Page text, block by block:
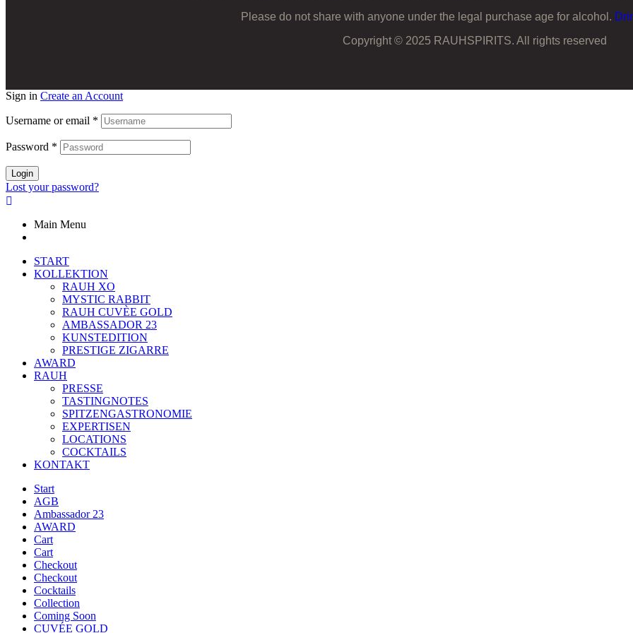
Please do not share with anyone under the legal purchase age for alcohol.
Copyright © 2025 RAUHSPIRITS. All rights reserved
Sign in Create an Account
Username or email *
Password *
Login
Lost your password?
Main Menu
START
KOLLEKTION
RAUH XO
MYSTIC RABBIT
RAUH CUVÈE GOLD
AMBASSADOR 23
KUNSTEDITION
PRESTIGE ZIGARRE
AWARD
RAUH
PRESSE
TASTINGNOTES
SPITZENGASTRONOMIE
EXPERTISEN
LOCATIONS
COCKTAILS
KONTAKT
Start
AGB
Ambassador 23
AWARD
Cart
Cart
Checkout
Checkout
Cocktails
Collection
Coming Soon
CUVÉE GOLD